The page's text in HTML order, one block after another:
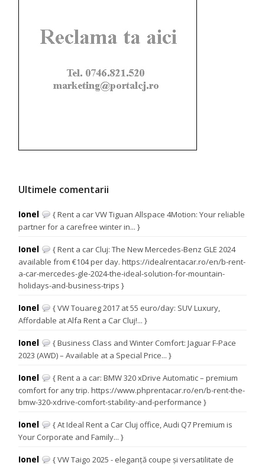
Ultimele comentarii
Ionel
{ Rent a car VW Tiguan Allspace 4Motion: Your reliable
partner for a carefree winter in... }
Ionel
{ Rent a car Cluj: The New Mercedes-Benz GLE 2024
available from €104 per day. https://idealrentacar.ro/en/b-rent-
a-car-mercedes-gle-2024-the-ideal-solution-for-mountain-
holidays-and-business-trips }
Ionel
{ VW Touareg 2017 at 55 euro/day: SUV Luxury,
Affordable at Alfa Rent a Car Cluj!... }
Ionel
{ Business Class and Winter Comfort: Jaguar F-Pace
2023 (AWD) – Available at a Special Price... }
Ionel
{ Rent a a car: BMW 320 xDrive Automatic – premium
comfort for any trip. https://www.phprentacar.ro/en/b-rent-the-
bmw-320-xdrive-comfort-stability-and-performance }
Ionel
{ At Ideal Rent a Car Cluj office, Audi Q7 Premium is
Your Corporate and Family... }
Ionel
{ VW Taigo 2025 - eleganță coupe și versatilitate de